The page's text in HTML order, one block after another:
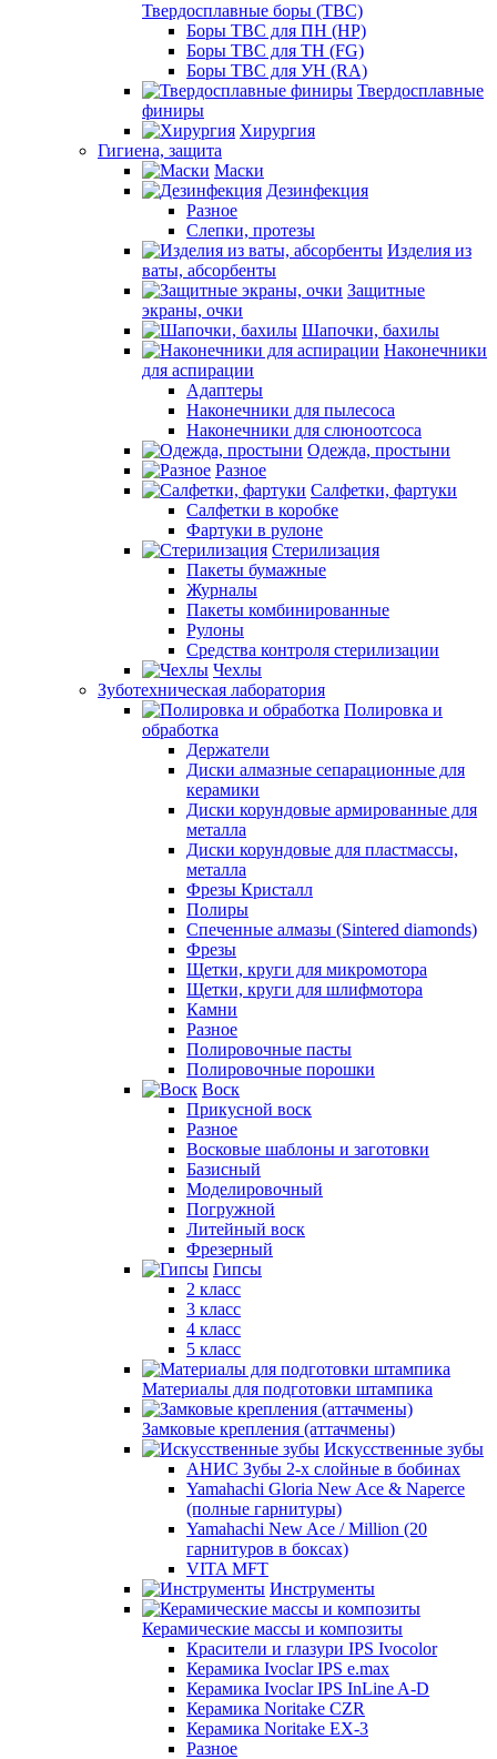
Твердосплавные боры (ТВС)
Боры ТВС для ПН (HP)
Боры ТВС для ТН (FG)
Боры ТВС для УН (RA)
Твердосплавные
финиры
Хирургия
Гигиена, защита
Маски
Дезинфекция
Разное
Слепки, протезы
Изделия из
ваты, абсорбенты
Защитные
экраны, очки
Шапочки, бахилы
Наконечники
для аспирации
Адаптеры
Наконечники для пылесоса
Наконечники для слюноотсоса
Одежда, простыни
Разное
Салфетки, фартуки
Салфетки в коробке
Фартуки в рулоне
Стерилизация
Пакеты бумажные
Журналы
Пакеты комбинированные
Рулоны
Средства контроля стерилизации
Чехлы
Зуботехническая лаборатория
Полировка и
обработка
Держатели
Диски алмазные сепарационные для
керамики
Диски корундовые армированные для
металла
Диски корундовые для пластмассы,
металла
Фрезы Кристалл
Полиры
Спеченные алмазы (Sintered diamonds)
Фрезы
Щетки, круги для микромотора
Щетки, круги для шлифмотора
Камни
Разное
Полировочные пасты
Полировочные порошки
Воск
Прикусной воск
Разное
Восковые шаблоны и заготовки
Базисный
Моделировочный
Погружной
Литейный воск
Фрезерный
Гипсы
2 класс
3 класс
4 класс
5 класс
Материалы для подготовки штампика
Замковые крепления (аттачмены)
Искусственные зубы
АНИС Зубы 2-х слойные в бобинах
Yamahachi Gloria New Ace & Naperce
(полные гарнитуры)
Yamahachi New Ace / Million (20
гарнитуров в боксах)
VITA MFT
Инструменты
Керамические массы и композиты
Красители и глазури IPS Ivocolor
Керамика Ivoclar IPS e.max
Керамика Ivoclar IPS InLine A-D
Керамика Noritake CZR
Керамика Noritake EX-3
Разное